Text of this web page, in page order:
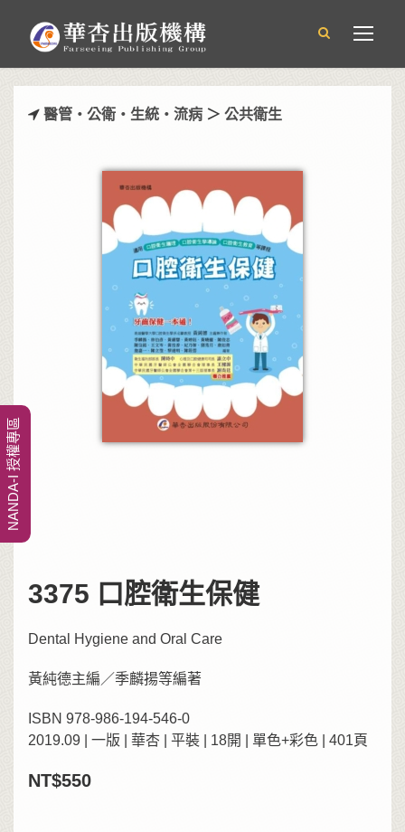
醫管‧公衛‧生統‧流病 ＞ 公共衛生
3375 口腔衛生保健
Dental Hygiene and Oral Care
黃純德主編／季麟揚等編著
ISBN 978-986-194-546-0
2019.09 | 一版 | 華杏 | 平裝 | 18開 | 單色+彩色 | 401頁
NT$550
NANDA-I 授權專區